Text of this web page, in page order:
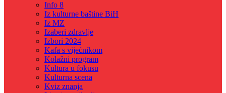
Info 8
Iz kulturne baštine BiH
Iz MZ
Izaberi zdravlje
Izbori 2024
Kafa s vijećnikom
Kolažni program
Kultura u fokusu
Kulturna scena
Kviz znanja